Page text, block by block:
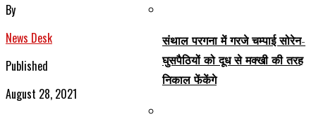
संथाल परगना में गरजे चम्पाई सोरेन-
घुसपैठियों को दूध से मक्खी की तरह
निकाल फेंकेंगे
By
News Desk
Published
August 28, 2021